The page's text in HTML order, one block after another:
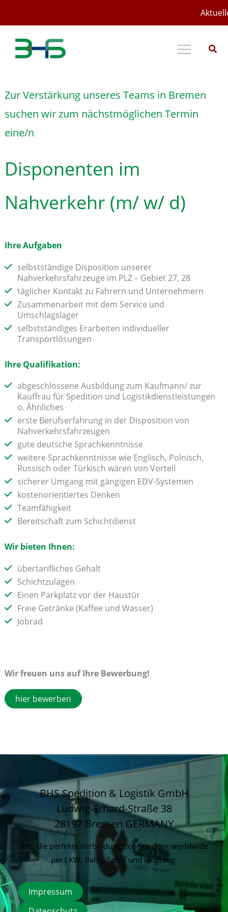
springen
Zur Verstärkung unseres Teams in Bremen
suchen wir zum nächstmöglichen Termin
eine/n
Disponenten im
Nahverkehr (m/ w/ d)
Ihre Aufgaben
selbstständige Disposition unserer
Nahverkehrsfahrzeuge im PLZ – Gebiet 27, 28
täglicher Kontakt zu Fahrern und Unternehmern
Zusammenarbeit mit dem Service und
Umschlagslager
selbstständiges Erarbeiten individueller
Transportlösungen
Ihre Qualifikation:
abgeschlossene Ausbildung zum Kaufmann/ zur
Kauffrau für Spedition und Logistikdienstleistungen
o. Ähnliches
erste Berufserfahrung in der Disposition von
Nahverkehrsfahrzeugen
gute deutsche Sprachkenntnisse
weitere Sprachkenntnisse wie Englisch, Polnisch,
Russisch oder Türkisch wären von Vorteil
sicherer Umgang mit gängigen EDV-Systemen
kostenorientiertes Denken
Teamfähigkeit
Bereitschaft zum Schichtdienst
Wir bieten Ihnen:
übertarifliches Gehalt
Schichtzulagen
Einen Parkplatz vor der Haustür
Freie Getränke (Kaffee und Wasser)
Jobrad
Wir freuen uns auf Ihre Bewerbung!
hier bewerben
BHS Spedition & Logistik GmbH
Ludwig-Erhard-Straße 38
28197 Bremen GERMANY
BHS die perfekte Verbindung door-to-door worldwide
per LKW, Bahn, Schiff und Flugzeug.
Impressum